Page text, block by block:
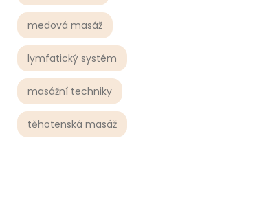
medová masáž
lymfatický systém
masážní techniky
těhotenská masáž